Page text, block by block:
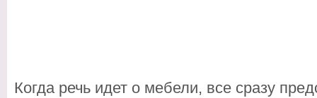
Когда речь идет о мебели, все сразу